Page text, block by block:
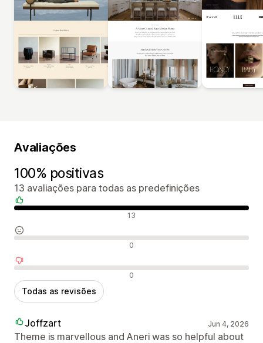
Avaliações
100% positivas
13 avaliações para todas as predefinições
Avaliações positivas 13
Avaliações neutras 0
Avaliações negativas 0
Todas as revisões
Joffzart Jun 4, 2026
Theme is marvellous and Aneri was so helpful about